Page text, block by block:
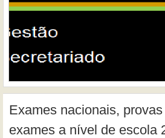
Exames nacionais,
exames a nível de escola